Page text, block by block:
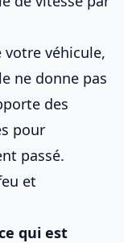
véhicule,
ne donne pas
des
pour
passé.
et
qui est